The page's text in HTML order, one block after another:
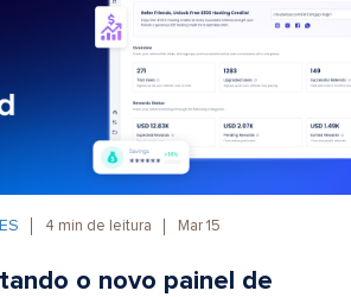
4 min de leitura Mar 15
o novo painel de